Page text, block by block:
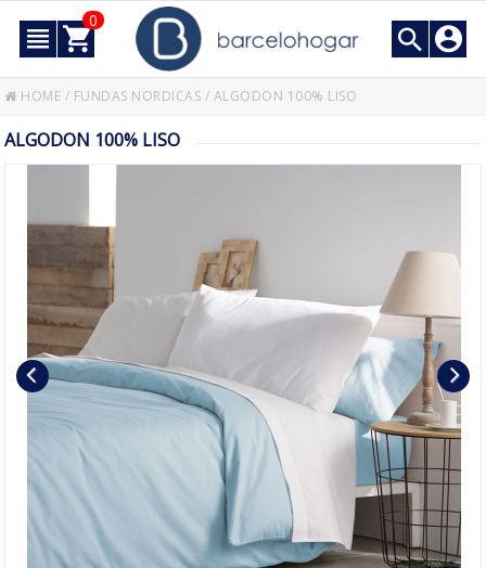
0
HOME / FUNDAS NORDICAS / ALGODON 100% LISO
ALGODON 100% LISO